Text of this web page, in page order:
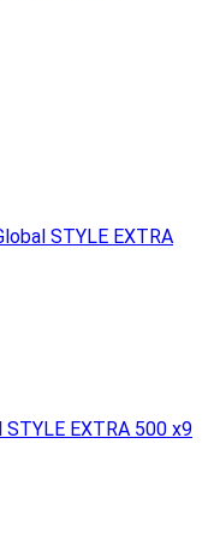
EXTRA 500 х9